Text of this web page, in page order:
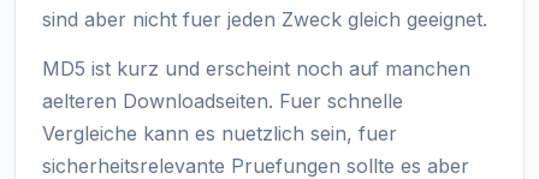
sind aber nicht fuer jeden Zweck gleich geeignet.
MD5 ist kurz und erscheint noch auf manchen
aelteren Downloadseiten. Fuer schnelle
Vergleiche kann es nuetzlich sein, fuer
sicherheitsrelevante Pruefungen sollte es aber